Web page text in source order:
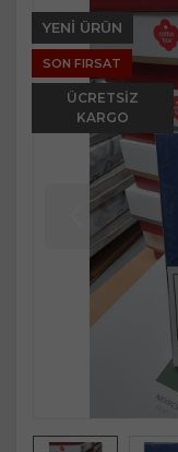
YENI ÜRÜN
SON FIRSAT
ÜCRETSIZ
KARGO